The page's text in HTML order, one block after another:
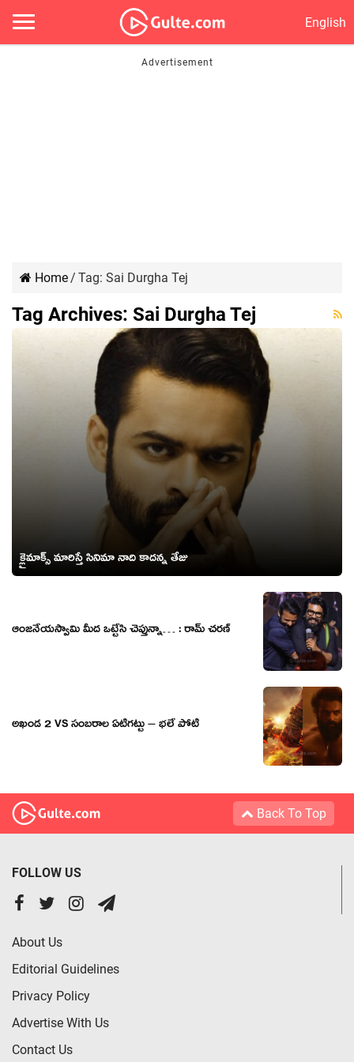
English
Home/ Tag: Sai Durgha Tej
Tag Archives: Sai Durgha Tej
క్లైమాక్స్ మారిస్తే సినిమా నాది కాదన్న తేజు
ఆంజనేయస్వామి మీద ఒట్టేసి చెప్తున్నా… : రామ్ చరణ్
అఖండ 2 VS సంబరాల ఏటిగట్టు – భలే పోటీ
Back To Top
FOLLOW US
About Us
Editorial Guidelines
Privacy Policy
Advertise With Us
Contact Us